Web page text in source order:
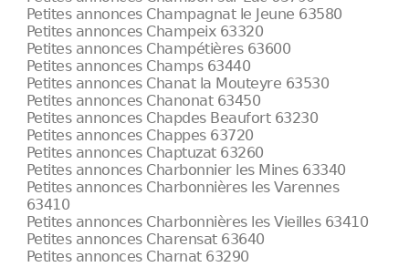
Petites annonces Champagnat le Jeune 63580
Petites annonces Champeix 63320
Petites annonces Champétières 63600
Petites annonces Champs 63440
Petites annonces Chanat la Mouteyre 63530
Petites annonces Chanonat 63450
Petites annonces Chapdes Beaufort 63230
Petites annonces Chappes 63720
Petites annonces Chaptuzat 63260
Petites annonces Charbonnier les Mines 63340
Petites annonces Charbonnières les Varennes
63410
Petites annonces Charbonnières les Vieilles 63410
Petites annonces Charensat 63640
Petites annonces Charnat 63290